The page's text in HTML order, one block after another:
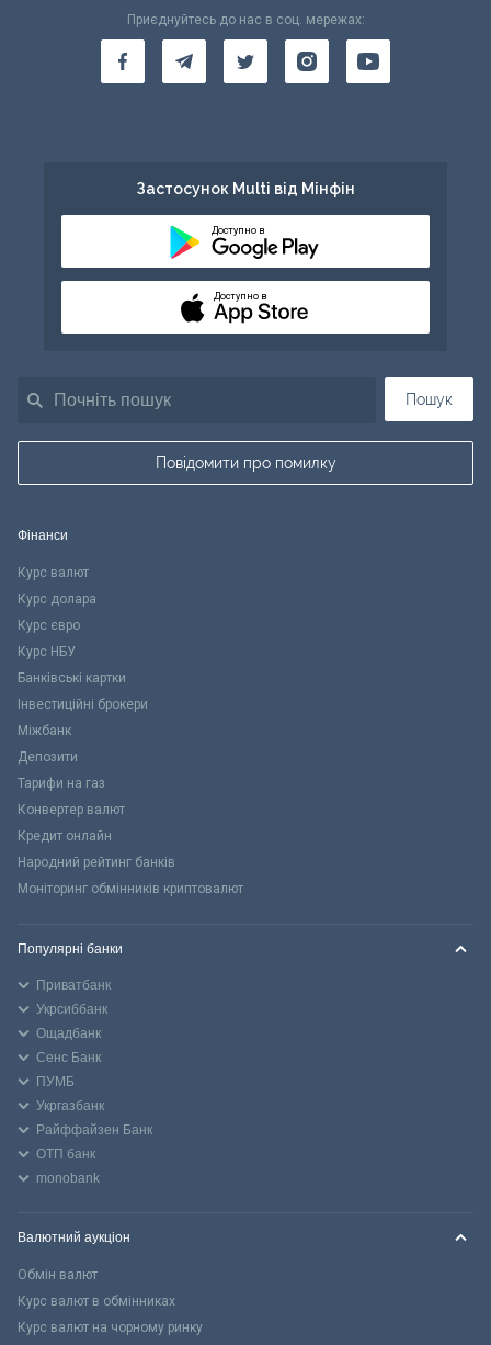
Пошук
Повідомити про помилку
Приєднуйтесь до нас в соц. мережах:
Застосунок Multi від Мінфін
Доступно в
Доступно в
Фінанси
Курс валют
Курс долара
Курс євро
Курс НБУ
Банківські картки
Інвестиційні брокери
Міжбанк
Депозити
Тарифи на газ
Конвертер валют
Кредит онлайн
Народний рейтинг банків
Моніторинг обмінників криптовалют
Популярні банки
Приватбанк
Укрсиббанк
Ощадбанк
Сенс Банк
ПУМБ
Укргазбанк
Райффайзен Банк
ОТП банк
monobank
Валютний аукціон
Обмін валют
Курс валют в обмінниках
Курс валют на чорному ринку